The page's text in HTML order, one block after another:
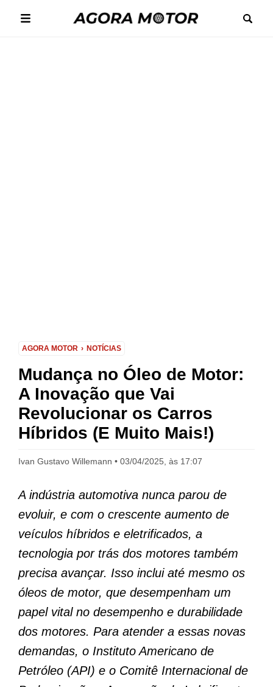
AGORA MOTOR NOTÍCIAS
Mudança no Óleo de Motor:
A Inovação que Vai
Revolucionar os Carros
Híbridos (E Muito Mais!)
Ivan Gustavo Willemann 03/04/2025, às 17:07
A indústria automotiva nunca parou de
evoluir, e com o crescente aumento de
veículos híbridos e eletrificados, a
tecnologia por trás dos motores também
precisa avançar. Isso inclui até mesmo os
óleos de motor, que desempenham um
papel vital no desempenho e durabilidade
dos motores. Para atender a essas novas
demandas, o Instituto Americano de
Petróleo (API) e o Comitê Internacional de